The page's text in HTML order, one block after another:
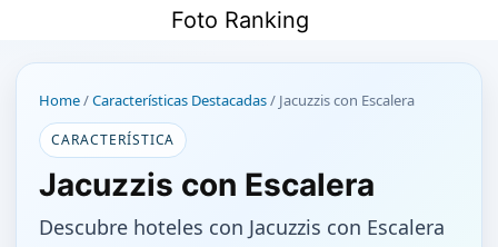
contenido
Foto Ranking
Home/Características Destacadas/ Jacuzzis con Escalera
CARACTERÍSTICA
Jacuzzis con Escalera
Descubre hoteles con Jacuzzis con Escalera